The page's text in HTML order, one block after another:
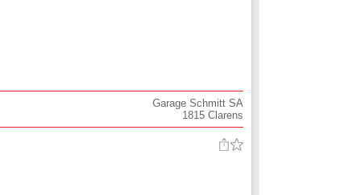
Garage Schmitt SA
1815 Clarens